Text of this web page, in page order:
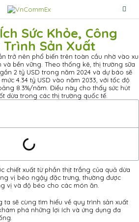
Sức Khỏe, Công
Trình Sản Xuất
trở nên phổ biến trên toàn cầu nhờ vào xu
bền vững. Theo thống kê, thị trường sữa
2 tỷ USD trong năm 2024 và dự báo sẽ
4.34 tỷ USD vào năm 2033, với tốc độ
8.3%/năm. Điều này cho thấy sức hút
dừa trong các thị trường quốc tế.
chiết xuất từ phần thịt trắng của quả dừa
vị béo ngậy đặc trưng, thường được
vị và độ béo cho các món ăn.
ta sẽ cùng tìm hiểu về quy trình sản xuất
phá những lợi ích và ứng dụng đa